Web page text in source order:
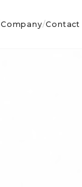
Company/Contact